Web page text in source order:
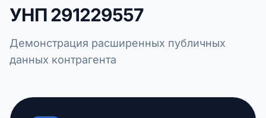
УНП291229557
Демонстрация расширенных публичных
данных контрагента